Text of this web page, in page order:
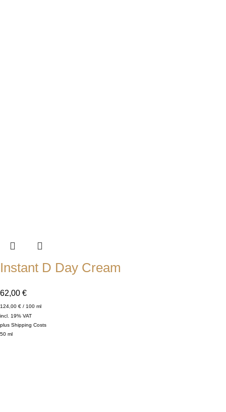
Instant D Day Cream
62,00 €
124,00 € / 100 ml
incl. 19% VAT
plus Shipping Costs
50 ml